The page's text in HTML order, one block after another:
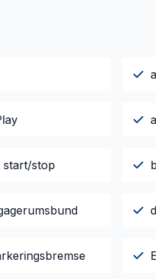
start/stop